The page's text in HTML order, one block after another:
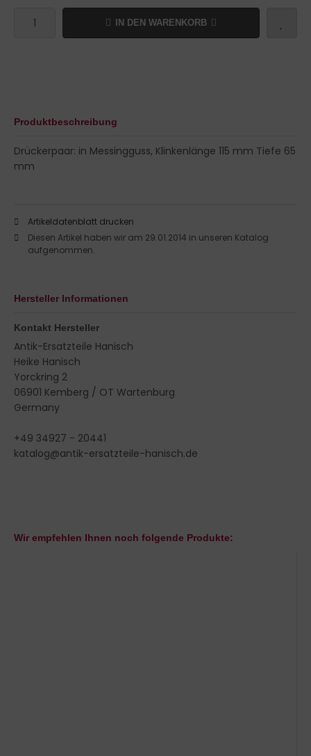
IN DEN WARENKORB
Produktbeschreibung
Drückerpaar: in Messingguss, Klinkenlänge 115 mm Tiefe 65
mm
Artikeldatenblatt drucken
Diesen Artikel haben wir am 29.01.2014 in unseren Katalog
aufgenommen.
Hersteller Informationen
Kontakt Hersteller
Antik-Ersatzteile Hanisch
Heike Hanisch
Yorckring 2
06901 Kemberg / OT Wartenburg
Germany
+49 34927 - 20441
katalog@antik-ersatzteile-hanisch.de
Wir empfehlen Ihnen noch folgende Produkte: